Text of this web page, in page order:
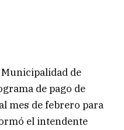
de
de pago de
mes de febrero para
el intendente